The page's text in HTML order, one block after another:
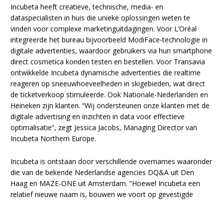
Incubeta heeft creatieve, technische, media- en
dataspecialisten in huis die unieke oplossingen weten te
vinden voor complexe marketinguitdagingen. Voor L’Oréal
integreerde het bureau bijvoorbeeld ModiFace-technologie in
digitale advertenties, waardoor gebruikers via hun smartphone
direct cosmetica konden testen en bestellen. Voor Transavia
ontwikkelde Incubeta dynamische advertenties die realtime
reageren op sneeuwhoeveelheden in skigebieden, wat direct
de ticketverkoop stimuleerde. Ook Nationale-Nederlanden en
Heineken zijn klanten. “Wij ondersteunen onze klanten met de
digitale advertising en inzichten in data voor effectieve
optimalisatie”, zegt Jessica Jacobs, Managing Director van
Incubeta Northern Europe.
Incubeta is ontstaan door verschillende overnames waaronder
die van de bekende Nederlandse agencies DQ&A uit Den
Haag en MAZE-ONE uit Amsterdam. “Hoewel Incubeta een
relatief nieuwe naam is, bouwen we voort op gevestigde